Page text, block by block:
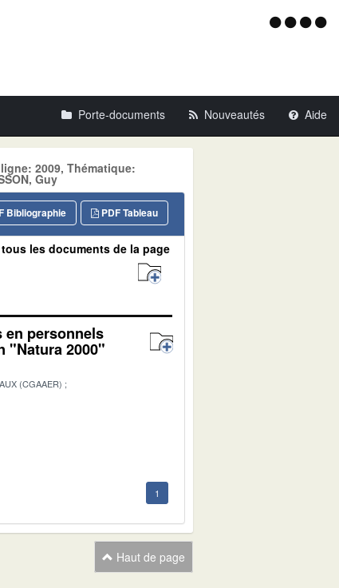
Menu
Porte-documents Nouveautés Aide
2009, Thématique:
Guy
PDF Tableau
Bibliographie
les documents de la page
en personnels
"Natura 2000"
(CGAAER)
1
Haut de page